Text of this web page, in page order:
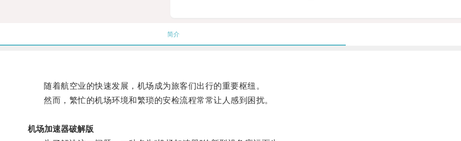
简介
随着航空业的快速发展，机场成为旅客们出行的重要枢纽。
然而，繁忙的机场环境和繁琐的安检流程常常让人感到困扰。
机场加速器破解版